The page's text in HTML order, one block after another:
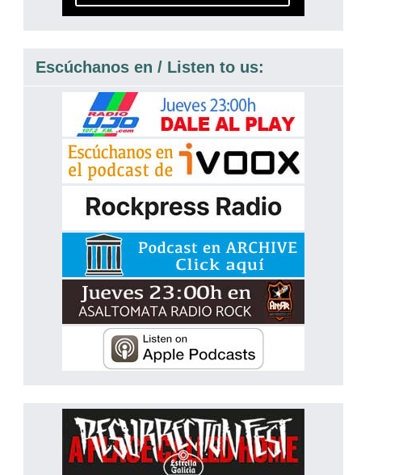
Escúchanos en / Listen to us: